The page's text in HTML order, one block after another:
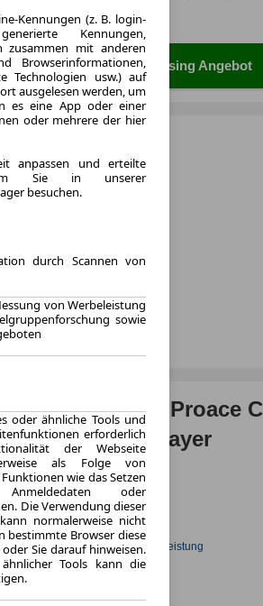
Zum Leasing Angebot
Toyota Proace
Teamplayer
10.000,0 km
Jahrliche Fahrleistung
11 km
Kennungen (z. B. login-
Kennungen,
zusammen mit anderen
Browserinformationen,
Technologien usw.) auf
ausgelesen werden, um
es eine App oder einer
oder mehrere der hier
anpassen und erteilte
Sie in unserer
besuchen.
durch Scannen von
von Werbeleistung
sowie
oder ähnliche Tools und
erforderlich
der Webseite
als Folge von
wie das Setzen
oder
Die Verwendung dieser
normalerweise nicht
bestimmte Browser diese
Sie darauf hinweisen.
Tools kann die